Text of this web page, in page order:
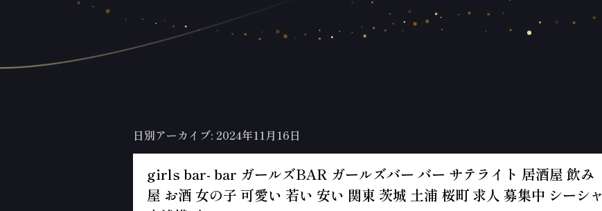
日別アーカイブ: 2024年11月16日
girls bar- bar ガールズBAR ガールズバー バー サテライト 居酒屋 飲み
屋 お酒 女の子 可愛い 若い 安い 関東 茨城 土浦 桜町 求人 募集中 シーシャ